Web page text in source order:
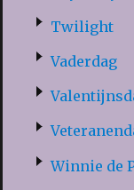
Twilight
Vaderdag
Winnie de